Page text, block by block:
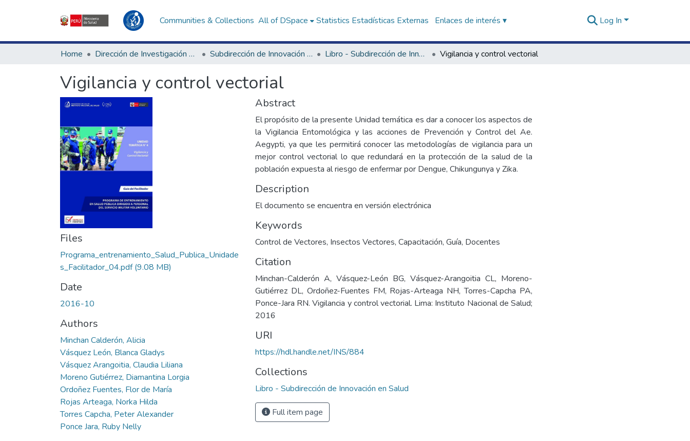
Communities & Collections All of DSpace Statistics Estadísticas Externas Enlaces de interés ▾ Log In
Home Dirección de Investigación e Innovación en Salud Subdirección de Innovación en Salud Libro - Subdirección de Innovación en Salud Vigilancia y control vectorial
Vigilancia y control vectorial
Files
Programa_entrenamiento_Salud_Publica_Unidade
s_Facilitador_04.pdf(9.08 MB)
Date
2016-10
Authors
Minchan Calderón, Alicia
Vásquez León, Blanca Gladys
Vásquez Arangoitia, Claudia Liliana
Moreno Gutiérrez, Diamantina Lorgia
Ordoñez Fuentes, Flor de María
Rojas Arteaga, Norka Hilda
Torres Capcha, Peter Alexander
Ponce Jara, Ruby Nelly
Abstract
El propósito de la presente Unidad temática es dar a conocer los aspectos de
la Vigilancia Entomológica y las acciones de Prevención y Control del Ae.
Aegypti, ya que les permitirá conocer las metodologías de vigilancia para un
mejor control vectorial lo que redundará en la protección de la salud de la
población expuesta al riesgo de enfermar por Dengue, Chikungunya y Zika.
Description
El documento se encuentra en versión electrónica
Keywords
Control de Vectores, Insectos Vectores, Capacitación, Guía, Docentes
Citation
Minchan-Calderón A, Vásquez-León BG, Vásquez-Arangoitia CL, Moreno-
Gutiérrez DL, Ordoñez-Fuentes FM, Rojas-Arteaga NH, Torres-Capcha PA,
Ponce-Jara RN. Vigilancia y control vectorial. Lima: Instituto Nacional de Salud;
2016
URI
https://hdl.handle.net/INS/884
Collections
Libro - Subdirección de Innovación en Salud
Full item page